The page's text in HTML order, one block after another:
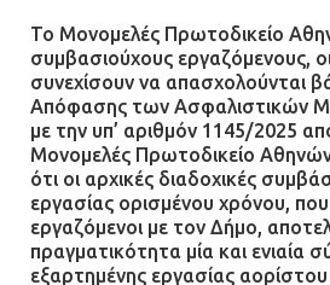
Το Μονομελές Πρωτοδικείο
συμβασιούχους εργαζόμενους,
συνεχίσουν να απασχολούνται
Απόφασης των Ασφαλιστικών
με την υπ’ αριθμόν 1145/2025
Μονομελές Πρωτοδικείο
ότι οι αρχικές διαδοχικές
εργασίας ορισμένου χρόνου,
εργαζόμενοι με τον Δήμο,
πραγματικότητα μία και ενιαία
εξαρτημένης εργασίας